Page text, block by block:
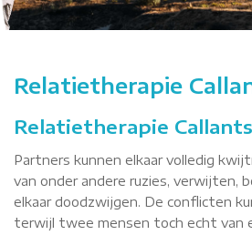
Relatietherapie
Relatietherapie
Partners kunnen elkaar volledig
van onder andere ruzies, verwijten,
elkaar doodzwijgen. De conflicten
terwijl twee mensen toch echt van